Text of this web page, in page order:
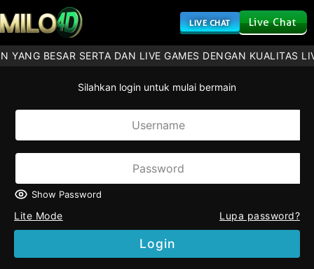
Live Chat
LIVE CHAT
BESAR SERTA DAN LIVE GAMES DENGAN KUALITAS LIVE
Silahkan login untuk mulai bermain
Show Password
Lite Mode Lupa password?
Login